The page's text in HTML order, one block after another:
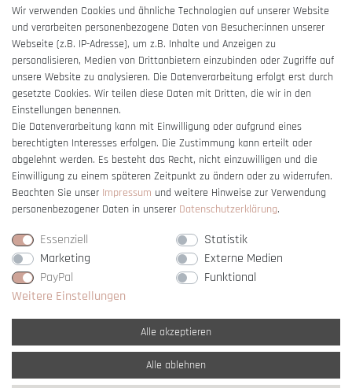
AGB
Impressum
Barrierefreiheitserklärung
Vertrag widerrufen
Wir verwenden Cookies und ähnliche Technologien auf unserer Website
und verarbeiten personenbezogene Daten von Besucher:innen unserer
Webseite (z.B. IP-Adresse), um z.B. Inhalte und Anzeigen zu
personalisieren, Medien von Drittanbietern einzubinden oder Zugriffe auf
unsere Website zu analysieren. Die Datenverarbeitung erfolgt erst durch
gesetzte Cookies. Wir teilen diese Daten mit Dritten, die wir in den
Einstellungen benennen.
Die Datenverarbeitung kann mit Einwilligung oder aufgrund eines
berechtigten Interesses erfolgen. Die Zustimmung kann erteilt oder
abgelehnt werden. Es besteht das Recht, nicht einzuwilligen und die
Einwilligung zu einem späteren Zeitpunkt zu ändern oder zu widerrufen.
Beachten Sie unser Impressum und weitere Hinweise zur Verwendung
personenbezogener Daten in unserer Daten­schutz­erklärung.
Essenziell
Statistik
Marketing
Externe Medien
PayPal
Funktional
Weitere Einstellungen
Alle akzeptieren
Alle ablehnen